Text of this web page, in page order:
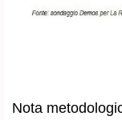
Nota